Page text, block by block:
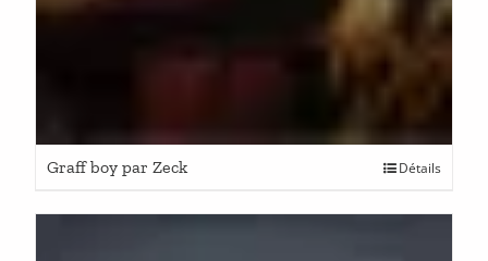
Graff boy par Zeck Détails